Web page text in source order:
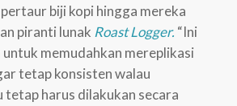
biji kopi hingga mereka
piranti lunak Roast Logger. “Ini
memudahkan mereplikasi
tetap konsisten walau
tetap harus dilakukan secara